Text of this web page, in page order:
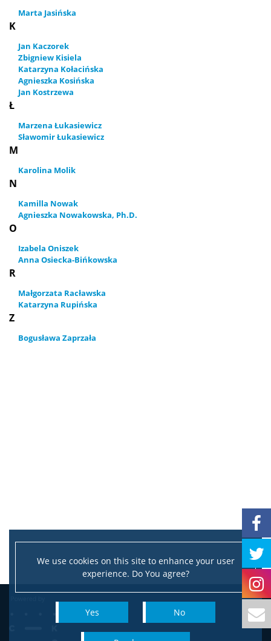
We use cookies on this site to enhance your user
experience. Do You agree?
Yes No
Marta Jasińska
K
Jan Kaczorek
Zbigniew Kisiela
Katarzyna Kołacińska
Agnieszka Kosińska
Jan Kostrzewa
Ł
Marzena Łukasiewicz
Sławomir Łukasiewicz
M
Karolina Molik
N
Kamilla Nowak
Agnieszka Nowakowska, Ph.D.
O
Izabela Oniszek
Anna Osiecka-Bińkowska
R
Małgorzata Racławska
Katarzyna Rupińska
Z
Bogusława Zaprzała